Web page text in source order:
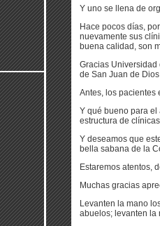
Y uno se llena de
Hace pocos días,
nuevamente sus
buena calidad, son
Gracias Universidad
de San Juan de
Antes, los pacientes
Y qué bueno para
estructura de
Y deseamos que
bella sabana de la
Estaremos atentos,
Muchas gracias
Levanten la mano
abuelos; levanten la